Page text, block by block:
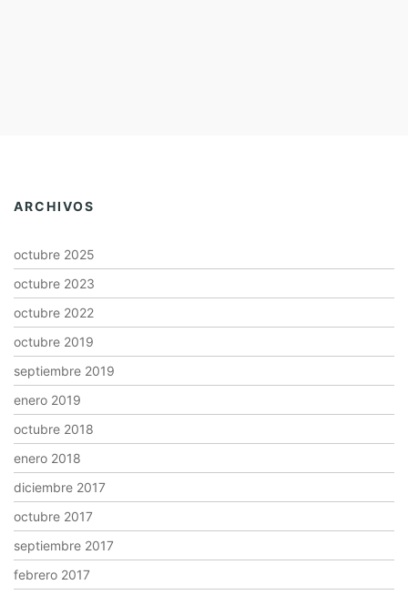
ARCHIVOS
octubre 2025
octubre 2023
octubre 2022
octubre 2019
septiembre 2019
enero 2019
octubre 2018
enero 2018
diciembre 2017
octubre 2017
septiembre 2017
febrero 2017